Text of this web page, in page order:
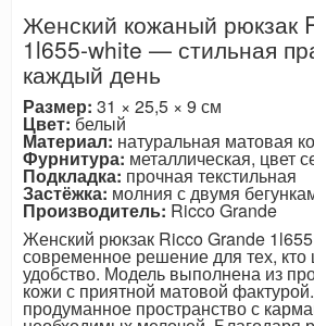
Женский кожаный рюкзак
1l655-white — стильная
каждый день
Размер: 31 × 25,5 × 9 см
Цвет: белый
Материал: натуральная матовая
Фурнитура: металлическая, цвет
Подкладка: прочная текстильная
Застёжка: молния с двумя
Производитель: Ricco Grande
Женский рюкзак Ricco Grande
современное решение для тех, кто
удобство. Модель выполнена из
кожи с приятной матовой
продуманное пространство с